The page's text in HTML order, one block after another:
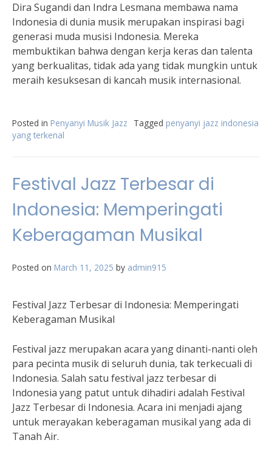
Dira Sugandi dan Indra Lesmana membawa nama
Indonesia di dunia musik merupakan inspirasi bagi
generasi muda musisi Indonesia. Mereka
membuktikan bahwa dengan kerja keras dan talenta
yang berkualitas, tidak ada yang tidak mungkin untuk
meraih kesuksesan di kancah musik internasional.
Posted in Penyanyi Musik Jazz Tagged penyanyi jazz indonesia
yang terkenal
Festival Jazz Terbesar di
Indonesia: Memperingati
Keberagaman Musikal
Posted on March 11, 2025 by admin915
Festival Jazz Terbesar di Indonesia: Memperingati
Keberagaman Musikal
Festival jazz merupakan acara yang dinanti-nanti oleh
para pecinta musik di seluruh dunia, tak terkecuali di
Indonesia. Salah satu festival jazz terbesar di
Indonesia yang patut untuk dihadiri adalah Festival
Jazz Terbesar di Indonesia. Acara ini menjadi ajang
untuk merayakan keberagaman musikal yang ada di
Tanah Air.